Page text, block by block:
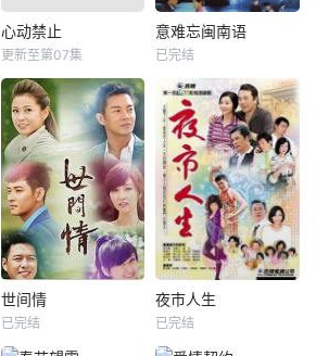
心动禁止
更新至第07集
意难忘闽南语
已完结
世间情
已完结
夜市人生
已完结